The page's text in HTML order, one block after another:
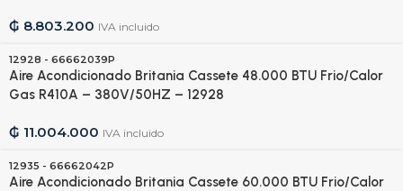
₲ 8.803.200 IVA incluido
12928 - 66662039P
Aire Acondicionado Britania Cassete 48.000 BTU Frio/Calor
Gas R410A – 380V/50HZ – 12928
₲ 11.004.000 IVA incluido
12935 - 66662042P
Aire Acondicionado Britania Cassete 60.000 BTU Frio/Calor